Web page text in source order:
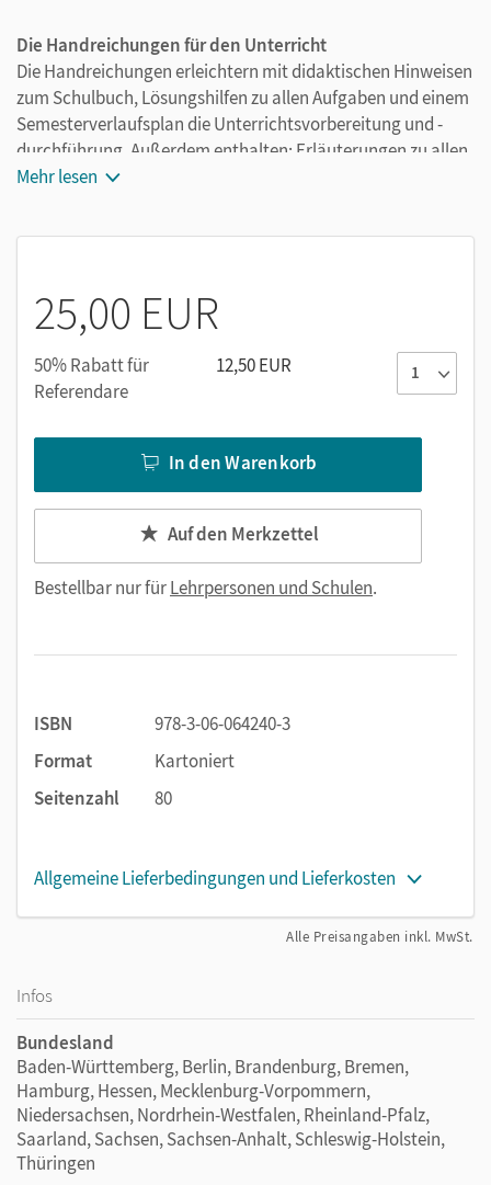
Die Handreichungen für den Unterricht
Die Handreichungen erleichtern mit didaktischen Hinweisen
zum Schulbuch, Lösungshilfen zu allen Aufgaben und einem
Semesterverlaufsplan die Unterrichtsvorbereitung und -
durchführung. Außerdem enthalten: Erläuterungen zu allen
Materialien, Visualisierungen und Zusatzmaterialien als
Mehr lesen
25,00 EUR
50% Rabatt für
Referendare
12,50 EUR
In den Warenkorb
Auf den Merkzettel
Bestellbar nur fürLehrpersonen und Schulen.
ISBN
978-3-06-064240-3
Format
Kartoniert
Seitenzahl
80
Allgemeine Lieferbedingungen und Lieferkosten
Alle Preisangaben inkl. MwSt.
Infos
Bundesland
Baden-Württemberg, Berlin, Brandenburg, Bremen,
Hamburg, Hessen, Mecklenburg-Vorpommern,
Niedersachsen, Nordrhein-Westfalen, Rheinland-Pfalz,
Saarland, Sachsen, Sachsen-Anhalt, Schleswig-Holstein,
Thüringen